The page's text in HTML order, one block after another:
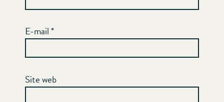
E-mail*
Site web